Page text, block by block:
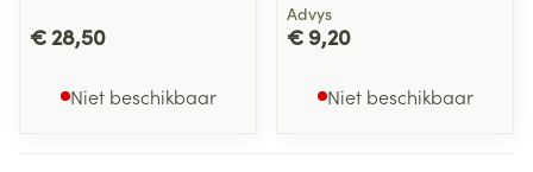
€ 28,50
Niet beschikbaar
Advys
€ 9,20
Niet beschikbaar